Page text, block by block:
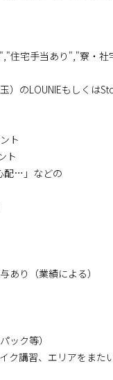
住宅手当あり","寮・社
）のLOUNIEもしくは
ト
ト
配…」などの
り（業績による）
ック等）
ク講習、エリアをまた